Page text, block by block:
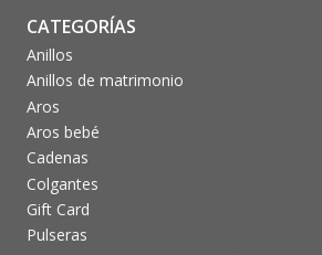
CATEGORÍAS
Anillos
Anillos de matrimonio
Aros
Aros bebé
Cadenas
Colgantes
Gift Card
Pulseras